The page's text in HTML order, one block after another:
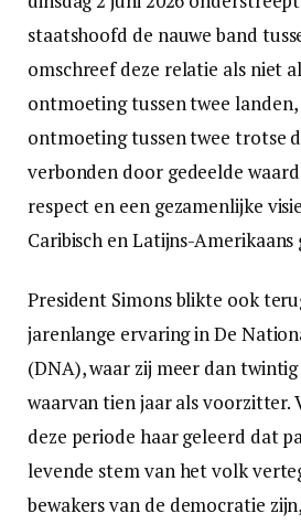
staatshoofd de nauwe band
omschreef deze relatie als niet
ontmoeting tussen twee
ontmoeting tussen twee trotse
verbonden door gedeelde
respect en een gezamenlijke
Caribisch en Latijns-Amerikaans
President Simons blikte ook
jarenlange ervaring in De
(DNA), waar zij meer dan
waarvan tien jaar als voorzitter.
deze periode haar geleerd dat
levende stem van het volk
bewakers van de democratie